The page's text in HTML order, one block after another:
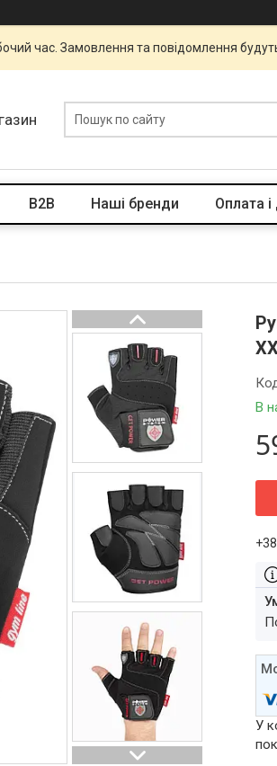
час. Замовлення та повідомлення
B2B Наші бренди Оплата
В
У